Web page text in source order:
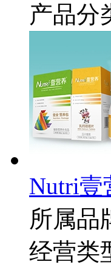
产品分
Nutri壹
所属品
经营类